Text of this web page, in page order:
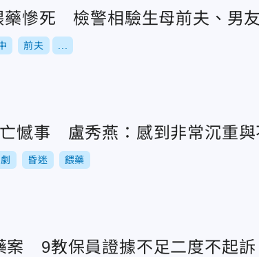
藥慘死 檢警相驗生母前夫、男
前夫
憾事 盧秀燕：感到非常沉重與
昏迷 餵藥
案 9教保員證據不足二度不起訴